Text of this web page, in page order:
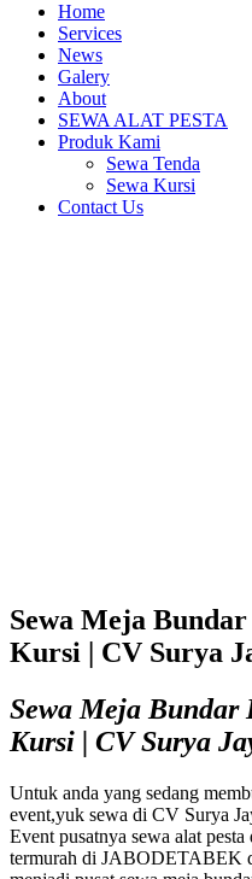
Home
Services
News
Galery
About
SEWA ALAT PESTA
Produk Kami
Sewa Tenda
Sewa Kursi
Contact Us
Sewa Meja
Kursi | CV Surya
Sewa Meja Bundar
Kursi | CV Surya
Untuk anda yang sedang
event,yuk sewa di CV Surya
Event pusatnya sewa alat
termurah di JABODETABEK